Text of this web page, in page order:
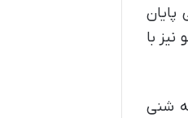
با
شنی